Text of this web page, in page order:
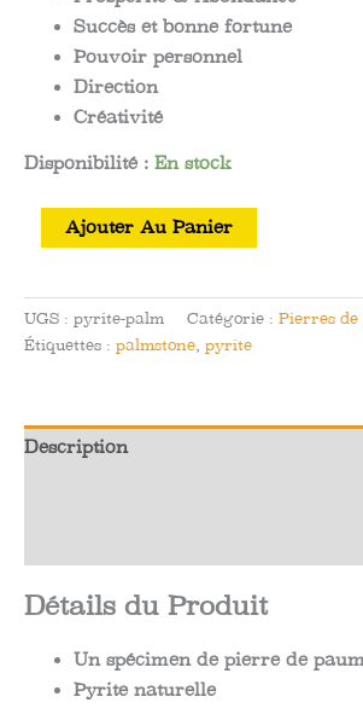
Succès et bonne fortune
Pouvoir personnel
Direction
Créativité
Disponibilité : En stock
quantité
de
de
paume
Ajouter Au Panier
UGS : pyrite-palm Catégorie : Pierres de
Étiquettes : palmstone, pyrite
Description
Détails du Produit
Un spécimen de pierre de
Pyrite naturelle